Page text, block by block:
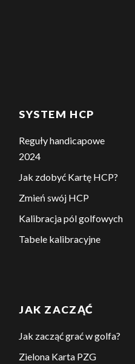
SYSTEM HCP
Reguły handicapowe
2024
Jak zdobyć Kartę HCP?
Zmień swój HCP
Kalibracja pól golfowych
Tabele kalibracyjne
JAK ZACZĄĆ
Jak zacząć grać w golfa?
Zielona Karta PZG